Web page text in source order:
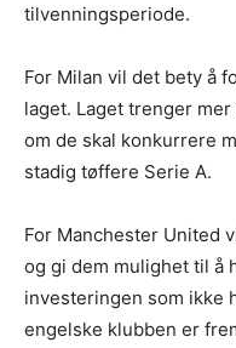
tilvenningsperiode.
For Milan vil det bety å
laget. Laget trenger
om de skal konkurrere
stadig tøffere Serie A.
For Manchester United
og gi dem mulighet til å
investeringen som ikke
engelske klubben er